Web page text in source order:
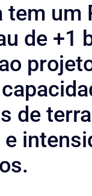
tem um
de +1
de